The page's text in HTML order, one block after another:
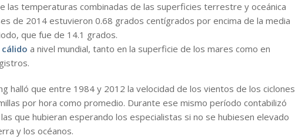
las temperaturas combinadas de las superficies terrestre y oceánica
de 2014 estuvieron 0.68 grados centígrados por encima de la media
que fue de 14.1 grados.
a nivel mundial, tanto en la superficie de los mares como en
halló que entre 1984 y 2012 la velocidad de los vientos de los ciclones
por hora como promedio. Durante ese mismo período contabilizó
que hubieran esperando los especialistas si no se hubiesen elevado
y los océanos.